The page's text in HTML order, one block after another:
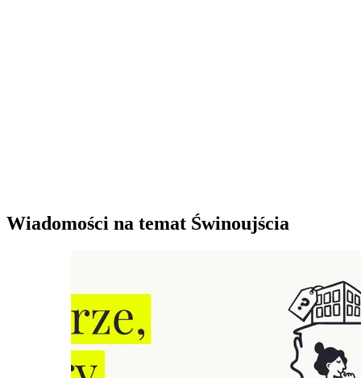
Wiadomości na temat Świnoujścia